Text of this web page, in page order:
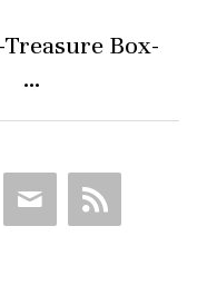
Box-